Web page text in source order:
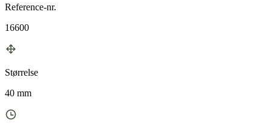
Reference-nr.
16600
Størrelse
40 mm